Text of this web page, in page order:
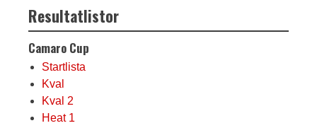
Resultatlistor
Camaro Cup
Startlista
Kval
Kval 2
Heat 1